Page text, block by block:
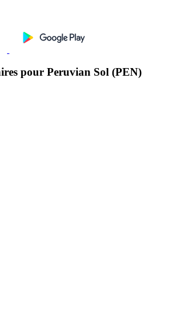
pour Peruvian Sol (PEN)